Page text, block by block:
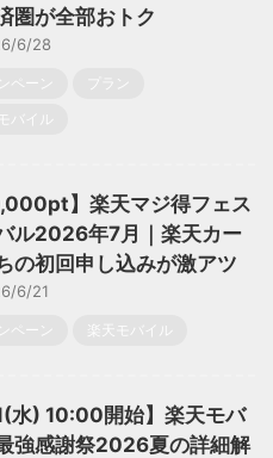
圏が全部おトク
6/28
ペーン
プラン
バイル
】楽天マジ得フェス
ル2026年7月｜楽天カー
の初回申し込みが激アツ
6/21
ペーン 楽天モバイル
水) 10:00開始】楽天モバ
強感謝祭2026夏の詳細解